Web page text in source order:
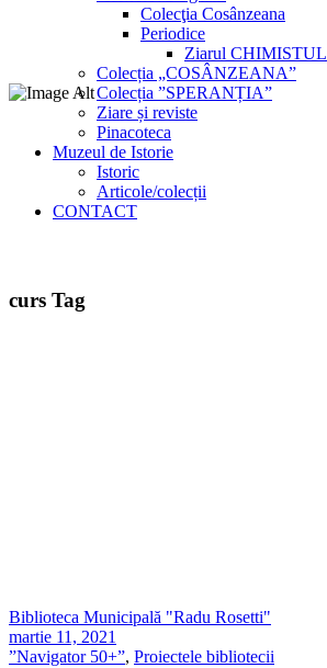
Colecţia Cosânzeana
Periodice
Ziarul CHIMISTUL
Colecția „COSÂNZEANA”
Colecția ”SPERANȚIA”
Ziare și reviste
Pinacoteca
Muzeul de Istorie
Istoric
Articole/colecții
CONTACT
curs Tag
Biblioteca Municipală "Radu Rosetti"
martie 11, 2021
”Navigator 50+”, Proiectele bibliotecii